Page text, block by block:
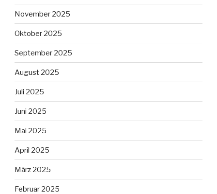
November 2025
Oktober 2025
September 2025
August 2025
Juli 2025
Juni 2025
Mai 2025
April 2025
März 2025
Februar 2025